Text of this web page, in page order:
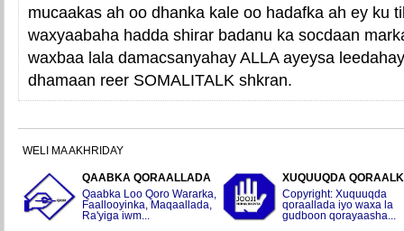
mucaakas ah oo dhanka kale oo hadafka ah ey ku
waxyaabaha hadda shirar badanu ka socdaan
waxbaa lala damacsanyahay ALLA ayeysa
dhamaan reer SOMALITALK shkran.
WELI MA AKHRIDAY
QAABKA QORAALLADA
Qaabka Loo Qoro Wararka,
Faallooyinka, Maqaallada,
Ra'yiga iwm...
XUQUUQDA
Copyright: Xuquuqda
qoraallada iyo waxa la
gudboon qorayaasha...